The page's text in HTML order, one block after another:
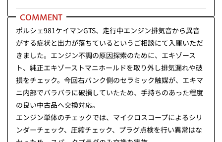
COMMENT
ポルシェ981ケイマンGTS、走行中エンジン排気音から異音
がする症状と出力が落ちているというご相談にて入庫いただ
きました。エンジン不調の原因探索のために、エキゾース
ト、純正エキゾーストマニホールドを取り外し排気漏れや破
損をチェック。今回右バンク側のセラミック触媒が、エキマ
ニ内部でバラバラに破損していたため、手持ちのあった程度
の良い中古品へ交換対応。
エンジン単体のチェックでは、マイクロスコープによるシリ
ンダーチェック、圧縮チェック、プラグ点検を行い異常はな